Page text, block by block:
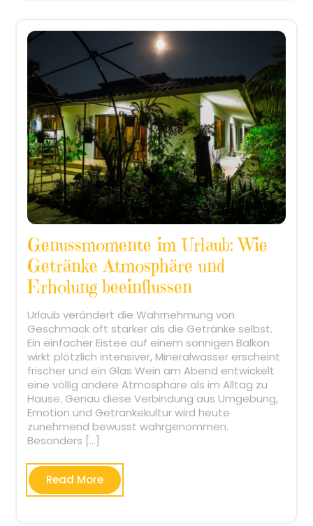
Genussmomente im Urlaub: Wie
Getränke Atmosphäre und
Erholung beeinflussen
Urlaub verändert die Wahrnehmung von
Geschmack oft stärker als die Getränke selbst.
Ein einfacher Eistee auf einem sonnigen Balkon
wirkt plötzlich intensiver, Mineralwasser erscheint
frischer und ein Glas Wein am Abend entwickelt
eine völlig andere Atmosphäre als im Alltag zu
Hause. Genau diese Verbindung aus Umgebung,
Emotion und Getränkekultur wird heute
zunehmend bewusst wahrgenommen.
Besonders […]
Read More